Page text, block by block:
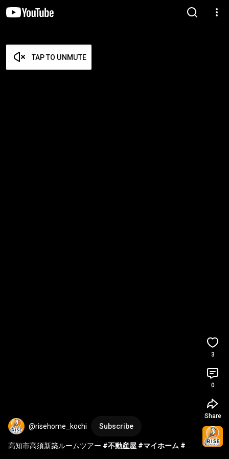
TAP TO UNMUTE
@risehome_kochi Subscribe
高知市高須新築ルームツアー #不動産屋 #マイホーム #高
3
0
Share